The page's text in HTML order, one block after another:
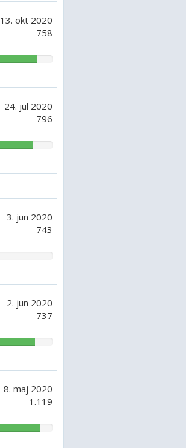
13. okt 2020
758
75.5102%
24. jul 2020
796
67.85714285714286%
3. jun 2020
743
2. jun 2020
737
71.42857142857143%
8. maj 2020
1.119
79.59184285714286%